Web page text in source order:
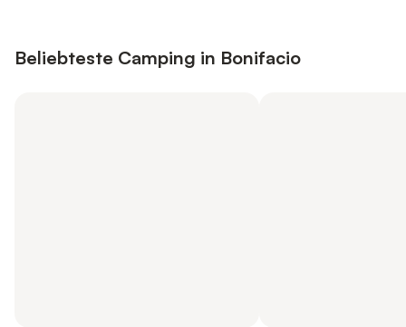
Beliebteste Camping in Bonifacio